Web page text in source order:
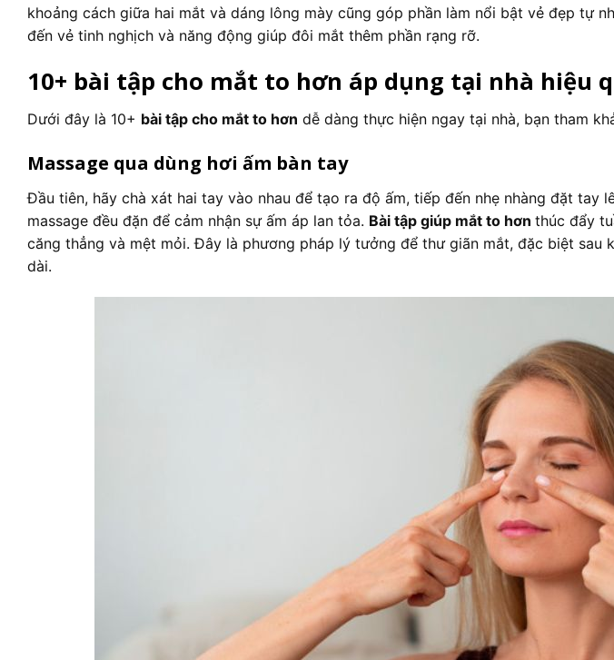
khoảng cách giữa hai mắt và dáng lông mày cũng góp phần làm nổi bật vẻ đẹp tự
đến vẻ tinh nghịch và năng động giúp đôi mắt thêm phần rạng rỡ.
10+ bài tập cho mắt to hơn áp dụng tại nhà hiệu
Dưới đây là 10+ bài tập cho mắt to hơn dễ dàng thực hiện ngay tại nhà, bạn tham
Massage qua dùng hơi ấm bàn tay
Đầu tiên, hãy chà xát hai tay vào nhau để tạo ra độ ấm, tiếp đến nhẹ nhàng đặt tay
massage đều đặn để cảm nhận sự ấm áp lan tỏa. Bài tập giúp mắt to hơn thúc đẩy
căng thẳng và mệt mỏi. Đây là phương pháp lý tưởng để thư giãn mắt, đặc biệt sau
dài.